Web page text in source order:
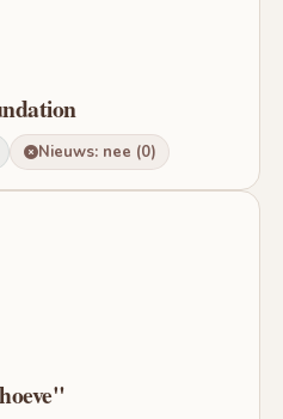
Nieuws: nee (0)